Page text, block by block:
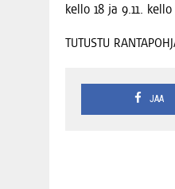
kel­lo 18 ja 9.11. kel­lo
TUTUSTU
JAA